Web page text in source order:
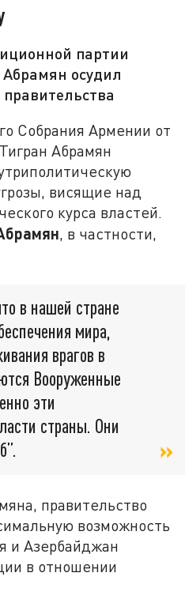
партии
осудил
Собрания Армении от
Абрамян
висящие над
курса властей.
, в частности,
в нашей стране
мира,
врагов в
Вооруженные
эти
страны. Они
правительство
возможность
и Азербайджан
в отношении